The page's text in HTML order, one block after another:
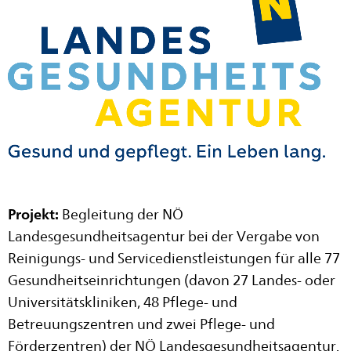
Projekt: Begleitung der NÖ
Landesgesundheitsagentur bei der Vergabe von
Reinigungs- und Servicedienstleistungen für alle 77
Gesundheitseinrichtungen (davon 27 Landes- oder
Universitätskliniken, 48 Pflege- und
Betreuungszentren und zwei Pflege- und
Förderzentren) der NÖ Landesgesundheitsagentur.